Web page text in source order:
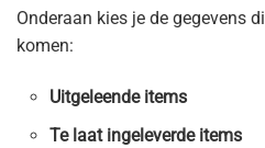
Onderaan kies je de gegevens
komen:
Uitgeleende items
Te laat ingeleverde items